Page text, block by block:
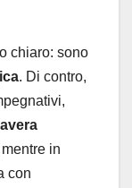
chiaro: sono
. Di contro,
in
con